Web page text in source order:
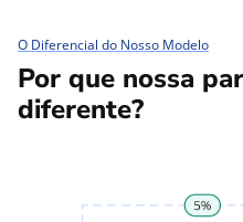
O Diferencial do Nosso Modelo
Por que nossa
diferente?